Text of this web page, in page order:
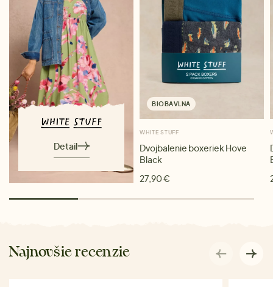
Detail
BIOBAVLNA
WHITE STUFF
Dvojbalenie boxeriek Hove
Black
27,90 €
Najnovšie recenzie